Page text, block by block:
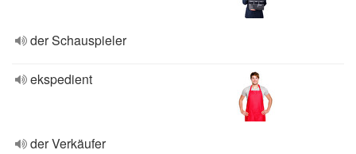
der Schauspieler
ekspedient
der Verkäufer